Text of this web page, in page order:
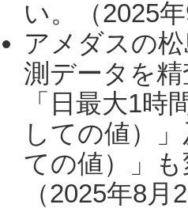
い。（2025年
アメダスの
測データを
「日最大1
しての値）
ての値）」
（2025年8月